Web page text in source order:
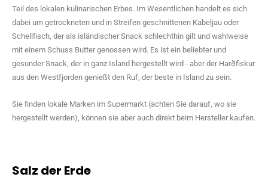
Teil des lokalen kulinarischen Erbes. Im Wesentlichen handelt es sich
dabei um getrockneten und in Streifen geschnittenen Kabeljau oder
Schellfisch, der als isländischer Snack schlechthin gilt und wahlweise
mit einem Schuss Butter genossen wird. Es ist ein beliebter und
gesunder Snack, der in ganz Island hergestellt wird - aber der Harðfiskur
aus den Westfjorden genießt den Ruf, der beste in Island zu sein.
Sie finden lokale Marken im Supermarkt (achten Sie darauf, wo sie
hergestellt werden), können sie aber auch direkt beim Hersteller kaufen.
Salz der Erde